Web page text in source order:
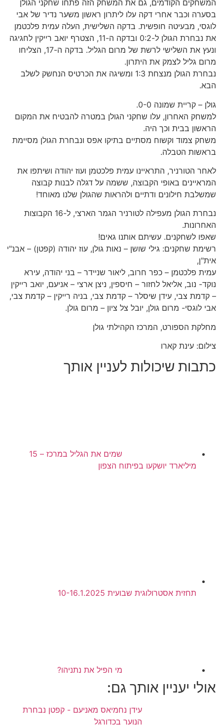
המשחקים הקודמים, גם את המשחק הזה פתחו שחקני הגולן
בסערה וכבר אחרי דקה עלו ליתרון ראשון משער נדיר של אבי
לוגסי, מבעיטה חופשית. בדקה השלישית, העלה עמית פלכטמן
את נבחרת הגולן ל-0:2 ובדקה ה-11, הצטרף יואב רייקין לחגיגה
ונעץ את השלישי לרשת של מרום הגליל. בדקה ה-17, הצליחו
מרום גליל לצמק את היתרון.
נבחרת הגולן מנצחת 1:3 ומשיגה את הכרטיס הנחשק לשלב
הבא.
גולן – קריית שמונה 0-0.
למשחק האחרון, עלו שחקני הגולן במטרה להבטיח את המקום
הראשון בבית וכך היה.
משחק צמוד וקשוח מסתיים בתיקו אפס ונבחרת הגולן מסיימת
בראשות הטבלה.
לאחר הטורניר, התראיינו עמית פלכטמן ועוז יהודה ושיתפו את
המראיינים באופי הקבוצה, ששמה על דגלה לבנות קבוצה
שמשלבת חילונים ודתיים ולהראות שהגולן שלנו מאוחד!
נבחרת הגולן מעפילה לטורניר הגמר הארצי, ל-16 הקבוצות
האחרונות.
שאפו לשחקנים. עשיתם אותנו גאים!
רשימת שחקנים: גילי שושן – נאות גולן, עוז יהודה (קפטן) – אבנ"י
אית"ן,
עמית פלכטמן – כפר חרוב, ליאור שניידר – בני יהודה, עירא
נוקד- נוב, אליאל לחזור – חיספין, ניצן ארצי – אניעם, יואב רייקין
– קדמת צבי, עידן שיסלר – קדמת צבי, בניה רייקין – קדמת צבי,
אבי לוגסי- מרום גולן, יובל צל ציון – מרום גולן.
מחלקת הספורט, המרכז הקהילתי גולן
צילום: עינת קארו
כתבות שיכולות לעניין אותך
שמים את הגליל במרכז – 15
מיליארד יושקעו בפיתוח הצפון
תחזית אסטרולוגית שבועית 10-16.1.2025
מי הפיל את נתניהו?
אולי יעניין אותך גם:
עידן נחמיאס מאניעם - קפטן נבחרת
הנוער בכדורגל